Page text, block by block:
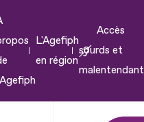
L'Agefiph
en région
Accès
sourds et